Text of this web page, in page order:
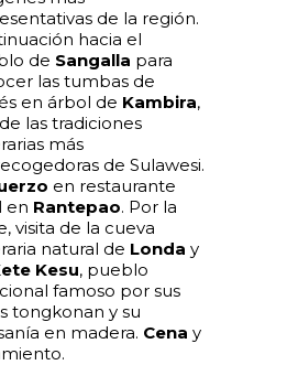
de la región.
hacia el
de Sangalla para
las tumbas de
en árbol de Kambira,
las tradiciones
más
de Sulawesi.
en restaurante
en Rantepao. Por la
visita de la cueva
natural de Londa y
Kesu, pueblo
famoso por sus
tongkonan y su
en madera. Cena y